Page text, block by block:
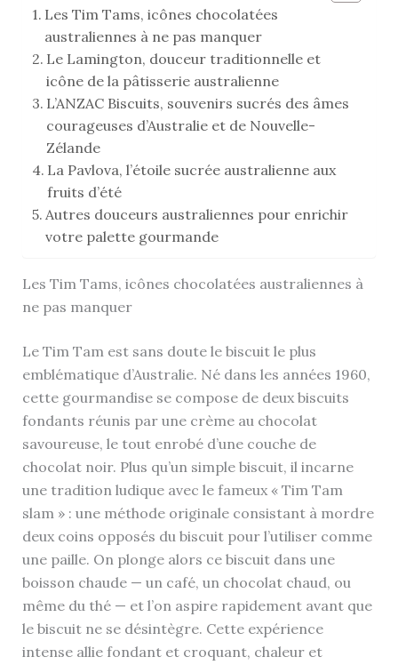
Les Tim Tams, icônes chocolatées
australiennes à ne pas manquer
Le Lamington, douceur traditionnelle et
icône de la pâtisserie australienne
L’ANZAC Biscuits, souvenirs sucrés des âmes
courageuses d’Australie et de Nouvelle-
Zélande
La Pavlova, l’étoile sucrée australienne aux
fruits d’été
Autres douceurs australiennes pour enrichir
votre palette gourmande
Les Tim Tams, icônes chocolatées australiennes à
ne pas manquer
Le Tim Tam est sans doute le biscuit le plus
emblématique d’Australie. Né dans les années 1960,
cette gourmandise se compose de deux biscuits
fondants réunis par une crème au chocolat
savoureuse, le tout enrobé d’une couche de
chocolat noir. Plus qu’un simple biscuit, il incarne
une tradition ludique avec le fameux « Tim Tam
slam » : une méthode originale consistant à mordre
deux coins opposés du biscuit pour l’utiliser comme
une paille. On plonge alors ce biscuit dans une
boisson chaude — un café, un chocolat chaud, ou
même du thé — et l’on aspire rapidement avant que
le biscuit ne se désintègre. Cette expérience
intense allie fondant et croquant, chaleur et